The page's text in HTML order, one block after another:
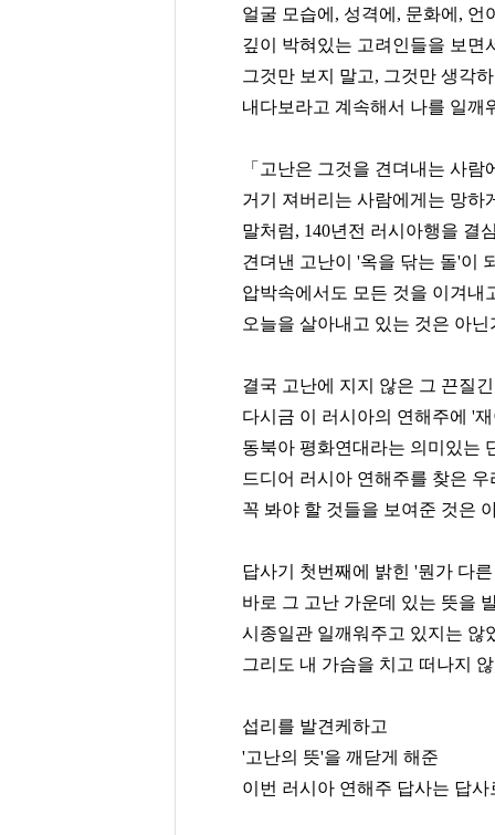
얼굴 모습에, 성격에, 문화에, 언
깊이 박혀있는 고려인들을 보면
그것만 보지 말고, 그것만 생각
내다보라고 계속해서 나를 일깨
「고난은 그것을 견뎌내는 사
거기 져버리는 사람에게는 망하
말처럼, 140년전 러시아행을 결
견뎌낸 고난이 '옥을 닦는 돌'이
압박속에서도 모든 것을 이겨내
오늘을 살아내고 있는 것은 아닌
결국 고난에 지지 않은 그 끈질
다시금 이 러시아의 연해주에 '
동북아 평화연대라는 의미있는
드디어 러시아 연해주를 찾은
꼭 봐야 할 것들을 보여준 것은
답사기 첫번째에 밝힌 '뭔가 다
바로 그 고난 가운데 있는 뜻을
시종일관 일깨워주고 있지는 않
그리도 내 가슴을 치고 떠나지
섭리를 발견케하고
'고난의 뜻'을 깨닫게 해준
이번 러시아 연해주 답사는 답사